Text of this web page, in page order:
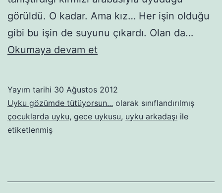
görüldü. O kadar. Ama kız… Her işin olduğu
gibi bu işin de suyunu çıkardı. Olan da…
Okumaya devam etUyku
Yayım tarihi 30 Ağustos 2012
Uyku gözümde tütüyorsun... olarak sınıflandırılmış
çocuklarda uyku, gece uykusu, uyku arkadaşı ile
etiketlenmiş